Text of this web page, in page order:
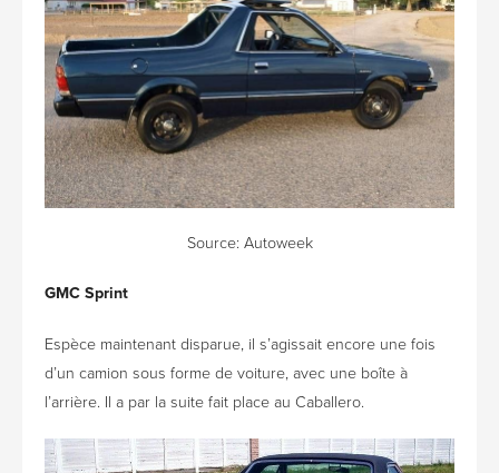
Source: Autoweek
GMC Sprint
Espèce maintenant disparue, il s’agissait encore une fois
d’un camion sous forme de voiture, avec une boîte à
l’arrière. Il a par la suite fait place au Caballero.